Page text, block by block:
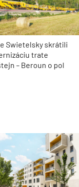
Swietelsky skrátili
trate
– Beroun o pol